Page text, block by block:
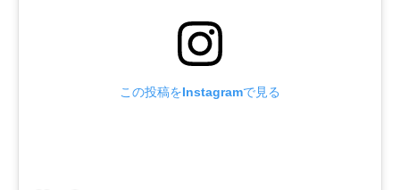
この投稿をInstagramで見る